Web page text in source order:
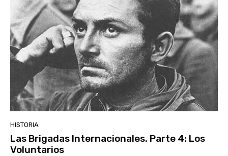
HISTORIA
Las Brigadas Internacionales. Parte 4: Los
Voluntarios